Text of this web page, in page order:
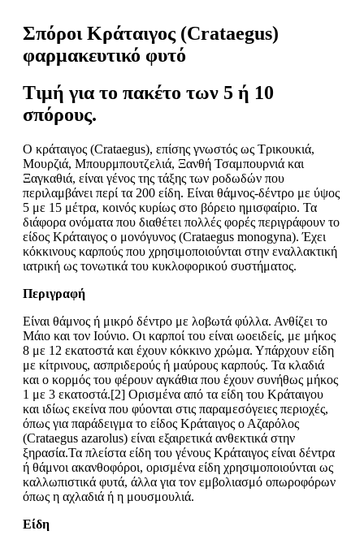
Σπόροι Κράταιγος (Crataegus)
φαρμακευτικό φυτό
Τιμή για το πακέτο των 5 ή 10
σπόρους.
Ο κράταιγος (Crataegus), επίσης γνωστός ως Τρικουκιά,
Μουρζιά, Μπουρμπουτζελιά, Ξανθή Τσαμπουρνιά και
Ξαγκαθιά, είναι γένος της τάξης των ροδωδών που
περιλαμβάνει περί τα 200 είδη. Είναι θάμνος-δέντρο με ύψος
5 με 15 μέτρα, κοινός κυρίως στο βόρειο ημισφαίριο. Τα
διάφορα ονόματα που διαθέτει πολλές φορές περιγράφουν το
είδος Κράταιγος ο μονόγυνος (Crataegus monogyna). Έχει
κόκκινους καρπούς που χρησιμοποιούνται στην εναλλακτική
ιατρική ως τονωτικά του κυκλοφορικού συστήματος.
Περιγραφή
Είναι θάμνος ή μικρό δέντρο με λοβωτά φύλλα. Ανθίζει το
Μάιο και τον Ιούνιο. Οι καρποί του είναι ωοειδείς, με μήκος
8 με 12 εκατοστά και έχουν κόκκινο χρώμα. Υπάρχουν είδη
με κίτρινους, ασπριδερούς ή μαύρους καρπούς. Τα κλαδιά
και ο κορμός του φέρουν αγκάθια που έχουν συνήθως μήκος
1 με 3 εκατοστά.[2] Ορισμένα από τα είδη του Κράταιγου
και ιδίως εκείνα που φύονται στις παραμεσόγειες περιοχές,
όπως για παράδειγμα το είδος Κράταιγος ο Αζαρόλος
(Crataegus azarolus) είναι εξαιρετικά ανθεκτικά στην
ξηρασία.Τα πλείστα είδη του γένους Κράταιγος είναι δέντρα
ή θάμνοι ακανθοφόροι, ορισμένα είδη χρησιμοποιούνται ως
καλλωπιστικά φυτά, άλλα για τον εμβολιασμό οπωροφόρων
όπως η αχλαδιά ή η μουσμουλιά.
Είδη